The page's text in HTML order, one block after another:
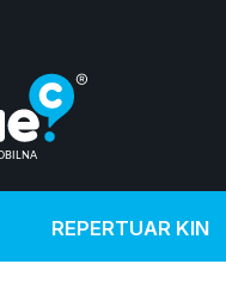
REPERTUAR KIN